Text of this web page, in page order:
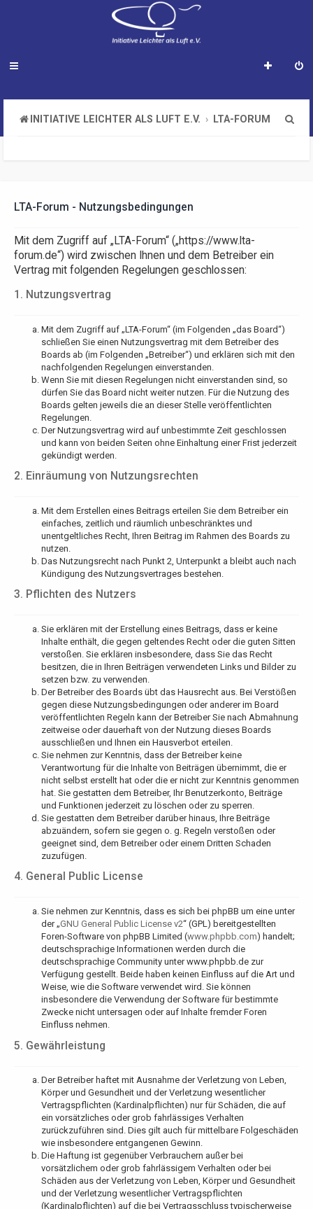
INITIATIVE LEICHTER ALS LUFT E.V. LTA-FORUM
LTA-Forum - Nutzungsbedingungen
Mit dem Zugriff auf „LTA-Forum“ („https://www.lta-
forum.de“) wird zwischen Ihnen und dem Betreiber ein
Vertrag mit folgenden Regelungen geschlossen:
1. Nutzungsvertrag
Mit dem Zugriff auf „LTA-Forum“ (im Folgenden „das Board“)
schließen Sie einen Nutzungsvertrag mit dem Betreiber des
Boards ab (im Folgenden „Betreiber“) und erklären sich mit den
nachfolgenden Regelungen einverstanden.
Wenn Sie mit diesen Regelungen nicht einverstanden sind, so
dürfen Sie das Board nicht weiter nutzen. Für die Nutzung des
Boards gelten jeweils die an dieser Stelle veröffentlichten
Regelungen.
Der Nutzungsvertrag wird auf unbestimmte Zeit geschlossen
und kann von beiden Seiten ohne Einhaltung einer Frist jederzeit
gekündigt werden.
2. Einräumung von Nutzungsrechten
Mit dem Erstellen eines Beitrags erteilen Sie dem Betreiber ein
einfaches, zeitlich und räumlich unbeschränktes und
unentgeltliches Recht, Ihren Beitrag im Rahmen des Boards zu
nutzen.
Das Nutzungsrecht nach Punkt 2, Unterpunkt a bleibt auch nach
Kündigung des Nutzungsvertrages bestehen.
3. Pflichten des Nutzers
Sie erklären mit der Erstellung eines Beitrags, dass er keine
Inhalte enthält, die gegen geltendes Recht oder die guten Sitten
verstoßen. Sie erklären insbesondere, dass Sie das Recht
besitzen, die in Ihren Beiträgen verwendeten Links und Bilder zu
setzen bzw. zu verwenden.
Der Betreiber des Boards übt das Hausrecht aus. Bei Verstößen
gegen diese Nutzungsbedingungen oder anderer im Board
veröffentlichten Regeln kann der Betreiber Sie nach Abmahnung
zeitweise oder dauerhaft von der Nutzung dieses Boards
ausschließen und Ihnen ein Hausverbot erteilen.
Sie nehmen zur Kenntnis, dass der Betreiber keine
Verantwortung für die Inhalte von Beiträgen übernimmt, die er
nicht selbst erstellt hat oder die er nicht zur Kenntnis genommen
hat. Sie gestatten dem Betreiber, Ihr Benutzerkonto, Beiträge
und Funktionen jederzeit zu löschen oder zu sperren.
Sie gestatten dem Betreiber darüber hinaus, Ihre Beiträge
abzuändern, sofern sie gegen o. g. Regeln verstoßen oder
geeignet sind, dem Betreiber oder einem Dritten Schaden
zuzufügen.
4. General Public License
Sie nehmen zur Kenntnis, dass es sich bei phpBB um eine unter
der „GNU General Public License v2“ (GPL) bereitgestellten
Foren-Software von phpBB Limited (www.phpbb.com) handelt;
deutschsprachige Informationen werden durch die
deutschsprachige Community unter www.phpbb.de zur
Verfügung gestellt. Beide haben keinen Einfluss auf die Art und
Weise, wie die Software verwendet wird. Sie können
insbesondere die Verwendung der Software für bestimmte
Zwecke nicht untersagen oder auf Inhalte fremder Foren
Einfluss nehmen.
5. Gewährleistung
Der Betreiber haftet mit Ausnahme der Verletzung von Leben,
Körper und Gesundheit und der Verletzung wesentlicher
Vertragspflichten (Kardinalpflichten) nur für Schäden, die auf
ein vorsätzliches oder grob fahrlässiges Verhalten
zurückzuführen sind. Dies gilt auch für mittelbare Folgeschäden
wie insbesondere entgangenen Gewinn.
Die Haftung ist gegenüber Verbrauchern außer bei
vorsätzlichem oder grob fahrlässigem Verhalten oder bei
Schäden aus der Verletzung von Leben, Körper und Gesundheit
und der Verletzung wesentlicher Vertragspflichten
(Kardinalpflichten) auf die bei Vertragsschluss typischerweise